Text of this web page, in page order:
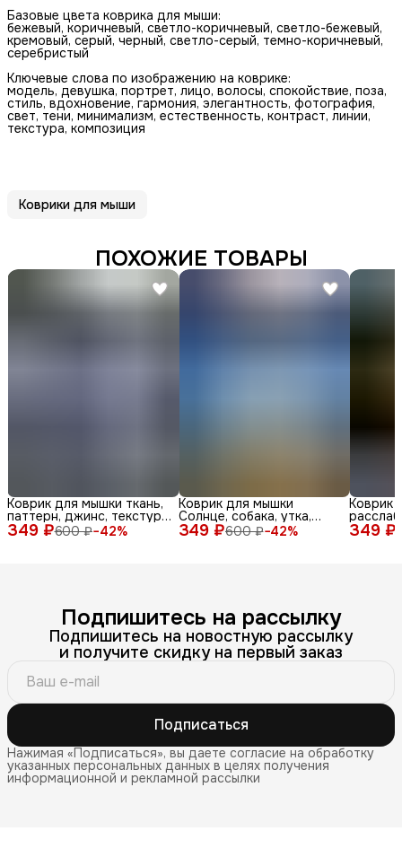
Базовые цвета коврика для мыши:
бежевый, коричневый, светло-коричневый, светло-бежевый,
кремовый, серый, черный, светло-серый, темно-коричневый,
серебристый
Ключевые слова по изображению на коврике:
модель, девушка, портрет, лицо, волосы, спокойствие, поза,
стиль, вдохновение, гармония, элегантность, фотография,
свет, тени, минимализм, естественность, контраст, линии,
текстура, композиция
Коврики для мыши
ПОХОЖИЕ ТОВАРЫ
349 ₽600 ₽−42%
Коврик для мышки ткань,
паттерн, джинс, текстура,
синий, бел 349 ₽600 ₽−42%
Коврик для мышки
Солнце, собака, утка,
очки, море, доска, ле 349 ₽
Коврик
Подпишитесь на рассылку
Подпишитесь на новостную рассылку
и получите скидку на первый заказ
Подписаться
Нажимая «Подписаться», вы даете согласие на обработку
указанных персональных данных в целях получения
информационной и рекламной рассылки